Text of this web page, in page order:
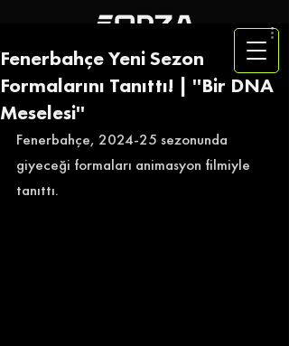
Fenerbahçe Yeni Sezon
Formalarını Tanıttı! | ''Bir DNA
Meselesi''
Fenerbahçe, 2024-25 sezonunda
giyeceği formaları animasyon filmiyle
tanıttı.